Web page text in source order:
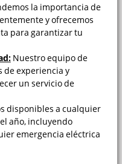
la importancia de
y ofrecemos
para garantizar tu
Nuestro equipo de
de experiencia y
un servicio de
disponibles a cualquier
año, incluyendo
emergencia eléctrica